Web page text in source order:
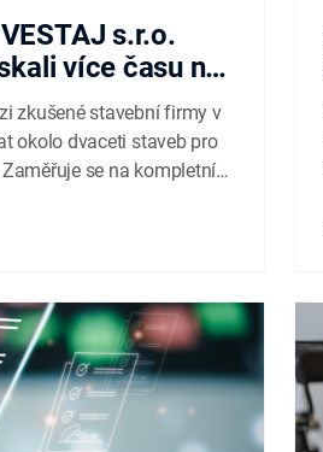
s.r.o.
více času na
zkušené stavební firmy v
okolo dvaceti staveb pro
se na kompletní
stavby. Firma v číslech